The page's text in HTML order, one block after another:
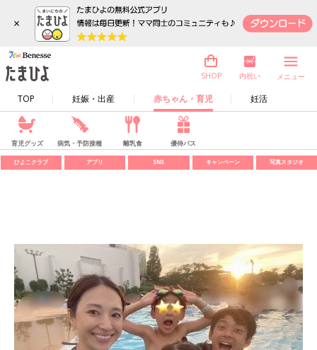
×
TOP 妊娠・出産 赤ちゃん・育児 妊活
SHOP 内祝い メニュー
育児グッズ 病気・予防接種 離乳食 優待パス
ひよこクラブ アプリ SNS キャンペーン 写真スタジオ